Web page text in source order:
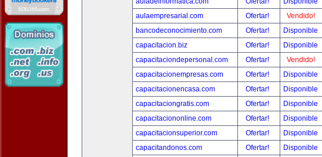
aulaempresarial.com
Ofertar!
Vendido!
bancodeconocimiento.com
Ofertar!
Disponible
capacitacion.biz
Ofertar!
Disponible
capacitaciondepersonal.com
Ofertar!
Vendido!
capacitacionempresas.com
Ofertar!
Disponible
capacitacionencasa.com
Ofertar!
Disponible
capacitaciongratis.com
Ofertar!
Disponible
capacitaciononline.com
Ofertar!
Disponible
capacitacionsuperior.com
Ofertar!
Disponible
capacitandonos.com
Ofertar!
Disponible